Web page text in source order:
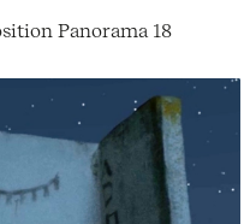
Panorama 18